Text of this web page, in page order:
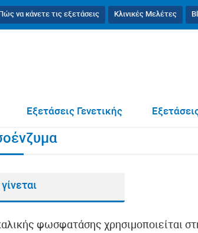
Κλινικές Μελέτες
Πώς να κάνετε τις εξετάσεις
Εξετάσεις Γενετικής
φωσφατάσης χρησιμοποιείται